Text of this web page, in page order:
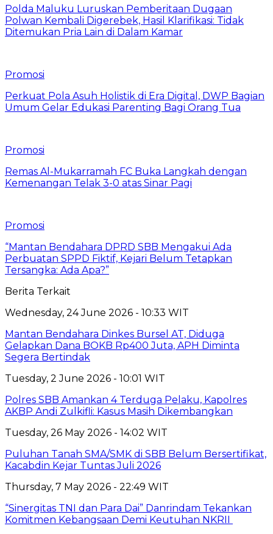
Polda Maluku Luruskan Pemberitaan Dugaan
Polwan Kembali Digerebek, Hasil Klarifikasi: Tidak
Ditemukan Pria Lain di Dalam Kamar
Promosi
Perkuat Pola Asuh Holistik di Era Digital, DWP Bagian
Umum Gelar Edukasi Parenting Bagi Orang Tua
Promosi
Remas Al-Mukarramah FC Buka Langkah dengan
Kemenangan Telak 3-0 atas Sinar Pagi
Promosi
“Mantan Bendahara DPRD SBB Mengakui Ada
Perbuatan SPPD Fiktif, Kejari Belum Tetapkan
Tersangka: Ada Apa?”
Berita Terkait
Wednesday, 24 June 2026 - 10:33 WIT
Mantan Bendahara Dinkes Bursel AT, Diduga
Gelapkan Dana BOKB Rp400 Juta, APH Diminta
Segera Bertindak
Tuesday, 2 June 2026 - 10:01 WIT
Polres SBB Amankan 4 Terduga Pelaku, Kapolres
AKBP Andi Zulkifli: Kasus Masih Dikembangkan
Tuesday, 26 May 2026 - 14:02 WIT
Puluhan Tanah SMA/SMK di SBB Belum Bersertifikat,
Kacabdin Kejar Tuntas Juli 2026
Thursday, 7 May 2026 - 22:49 WIT
“Sinergitas TNI dan Para Dai” Danrindam Tekankan
Komitmen Kebangsaan Demi Keutuhan NKRII ‎